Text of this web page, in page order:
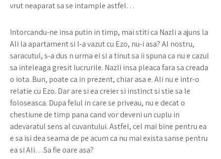
vrut neaparat sa se intample astfel…
Intorcandu-ne insa putin in timp, mai stiti ca Nazli a ajuns la
Ali la apartament si l-a vazut cu Ezo, nu-i asa? Al nostru,
saracutul, s-a dus n urma ei si a tinut sa ii spuna ca nu e cazul
sa inteleaga gresit lucrurile. Nazli insa pleaca fara sa creada
o iota. Bun, poate ca in prezent, chiar asa e. Ali nu e intr-o
relatie cu Ezo. Dar are si ea creier si instinct si stie sa le
foloseasca. Dupa felul in care se priveau, nu e decat o
chestiune de timp pana cand vor deveni un cuplu in
adevaratul sens al cuvantului. Astfel, cel mai bine pentru ea
e sa isi dea seama de pe acum ca nu mai exista sanse pentru
ea si Ali…Sa fie oare asa?